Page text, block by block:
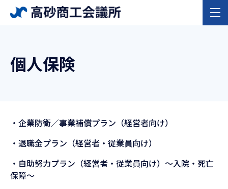
個人保険
・企業防衛／事業補償プラン（経営者向け）
・退職金プラン（経営者・従業員向け）
・自助努力プラン（経営者・従業員向け）～入院・死亡
保障～